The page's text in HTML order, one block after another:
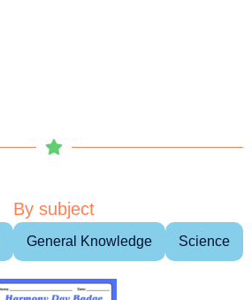
By subject
General Knowledge Science